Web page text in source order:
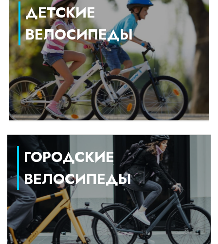
ДЕТСКИЕ
ВЕЛОСИПЕДЫ
ГОРОДСКИЕ
ВЕЛОСИПЕДЫ